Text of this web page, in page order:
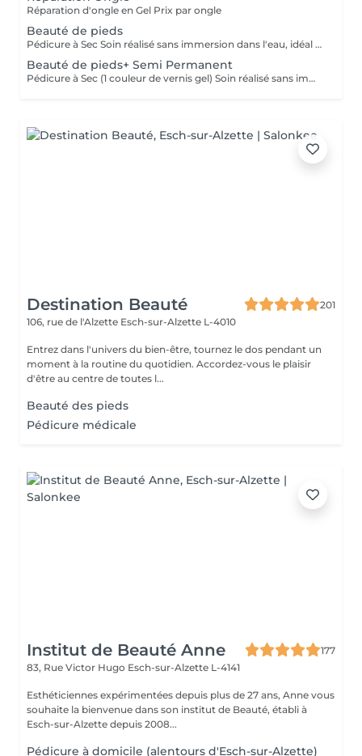
Réparation d'ongle en Gel Prix par ongle
Beauté de pieds
Pédicure à Sec Soin réalisé sans immersion dans l'eau, idéal pour une meilleure durabilité et hygiène. Comprend le retrait des peaux mortes, la beauté des cuticules.
Beauté de pieds+ Semi Permanent
Pédicure à Sec (1 couleur de vernis gel) Soin réalisé sans immersion dans l'eau, idéal pour une meilleure durabilité et hygiène. Comprend le retrait des peaux mortes, la beauté des cuticules, une hydratation profonde des pieds et l'application de vernis gel d'une seule couleur. Toutes autres techniques ou décorations seront comptées séparément.
Destination Beauté
201
106, rue de l'Alzette Esch-sur-Alzette L-4010
Entrez dans l'univers du bien-être, tournez le dos pendant un
moment à la routine du quotidien. Accordez-vous le plaisir
d'être au centre de toutes l...
Beauté des pieds
Pédicure médicale
Institut de Beauté Anne
177
83, Rue Victor Hugo Esch-sur-Alzette L-4141
Esthéticiennes expérimentées depuis plus de 27 ans, Anne vous
souhaite la bienvenue dans son institut de Beauté, établi à
Esch-sur-Alzette depuis 2008...
Pédicure à domicile (alentours d'Esch-sur-Alzette)